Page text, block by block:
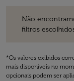
Não
filtros
*Os valores exibidos
mais disponíveis no
opcionais podem ser